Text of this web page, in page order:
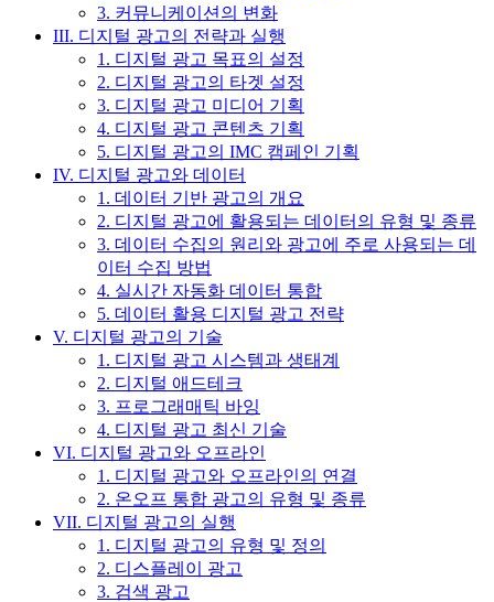
3. 커뮤니케이션의 변화
III. 디지털 광고의 전략과 실행
1. 디지털 광고 목표의 설정
2. 디지털 광고의 타겟 설정
3. 디지털 광고 미디어 기획
4. 디지털 광고 콘텐츠 기획
5. 디지털 광고의 IMC 캠페인 기획
IV. 디지털 광고와 데이터
1. 데이터 기반 광고의 개요
2. 디지털 광고에 활용되는 데이터의 유형 및 종류
3. 데이터 수집의 원리와 광고에 주로 사용되는 데
이터 수집 방법
4. 실시간 자동화 데이터 통합
5. 데이터 활용 디지털 광고 전략
V. 디지털 광고의 기술
1. 디지털 광고 시스템과 생태계
2. 디지털 애드테크
3. 프로그래매틱 바잉
4. 디지털 광고 최신 기술
VI. 디지털 광고와 오프라인
1. 디지털 광고와 오프라인의 연결
2. 온오프 통합 광고의 유형 및 종류
VII. 디지털 광고의 실행
1. 디지털 광고의 유형 및 정의
2. 디스플레이 광고
3. 검색 광고